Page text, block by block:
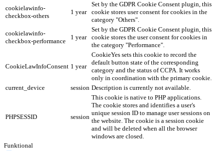
cookielawinfo-
checkbox-others
1 year
Set by the GDPR Cookie Consent plugin, this
cookie stores user consent for cookies in the
category "Others".
cookielawinfo-
checkbox-performance
1 year
Set by the GDPR Cookie Consent plugin, this
cookie stores the user consent for cookies in
the category "Performance".
CookieLawInfoConsent 1 year
CookieYes sets this cookie to record the
default button state of the corresponding
category and the status of CCPA. It works
only in coordination with the primary cookie.
current_device
session Description is currently not available.
PHPSESSID session
This cookie is native to PHP applications.
The cookie stores and identifies a user's
unique session ID to manage user sessions on
the website. The cookie is a session cookie
and will be deleted when all the browser
windows are closed.
Funktional